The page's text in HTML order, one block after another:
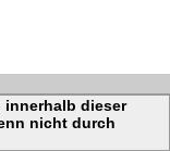
innerhalb dieser
nicht durch